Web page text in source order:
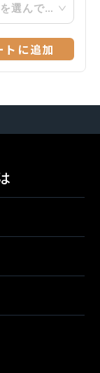
数量を選んでください
トに追加